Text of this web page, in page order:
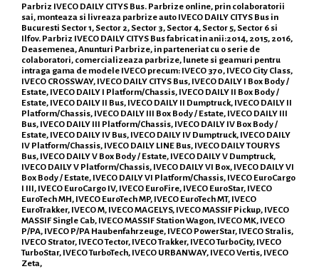
Parbriz IVECO DAILY CITYS Bus. Parbrize online, prin colaboratorii
sai, monteaza si livreaza parbrize auto IVECO DAILY CITYS Bus in
Bucuresti Sector 1, Sector 2, Sector 3, Sector 4, Sector 5, Sector 6 si
Ilfov. Parbriz IVECO DAILY CITYS Bus fabricat in anii:2014, 2015, 2016,
Deasemenea, Anunturi Parbrize, in parteneriat cu o serie de
colaboratori, comercializeaza parbrize, lunete si geamuri pentru
intraga gama de modele IVECO precum: IVECO 370, IVECO City Class,
IVECO CROSSWAY, IVECO DAILY CITYS Bus, IVECO DAILY I Box Body /
Estate, IVECO DAILY I Platform/Chassis, IVECO DAILY II Box Body /
Estate, IVECO DAILY II Bus, IVECO DAILY II Dumptruck, IVECO DAILY II
Platform/Chassis, IVECO DAILY III Box Body / Estate, IVECO DAILY III
Bus, IVECO DAILY III Platform/Chassis, IVECO DAILY IV Box Body /
Estate, IVECO DAILY IV Bus, IVECO DAILY IV Dumptruck, IVECO DAILY
IV Platform/Chassis, IVECO DAILY LINE Bus, IVECO DAILY TOURYS
Bus, IVECO DAILY V Box Body / Estate, IVECO DAILY V Dumptruck,
IVECO DAILY V Platform/Chassis, IVECO DAILY VI Box, IVECO DAILY VI
Box Body / Estate, IVECO DAILY VI Platform/Chassis, IVECO EuroCargo
I III, IVECO EuroCargo IV, IVECO EuroFire, IVECO EuroStar, IVECO
EuroTech MH, IVECO EuroTech MP, IVECO EuroTech MT, IVECO
EuroTrakker, IVECO M, IVECO MAGELYS, IVECO MASSIF Pickup, IVECO
MASSIF Single Cab, IVECO MASSIF Station Wagon, IVECO MK, IVECO
P/PA, IVECO P/PA Haubenfahrzeuge, IVECO PowerStar, IVECO Stralis,
IVECO Strator, IVECO Tector, IVECO Trakker, IVECO TurboCity, IVECO
TurboStar, IVECO TurboTech, IVECO URBANWAY, IVECO Vertis, IVECO
Zeta,